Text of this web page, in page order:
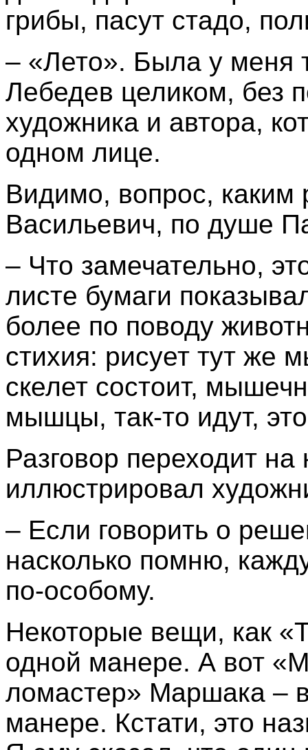
грибы, пасут стадо,
– «Лето». Была у меня
Лебедев целиком, без
художника и автора,
одном лице.
Видимо, вопрос,
Васильевич, по душе
– Что замечательно,
листе бумаги
более по поводу
стихия: рисует тут же
скелет состоит,
мышцы, так-то идут,
Разговор переходит на
иллюстрировал
– Если говорить о
насколько помню,
по-особому.
Некоторые вещи, как
одной манере. А вот
ломастер» Маршака –
манере. Кстати, это